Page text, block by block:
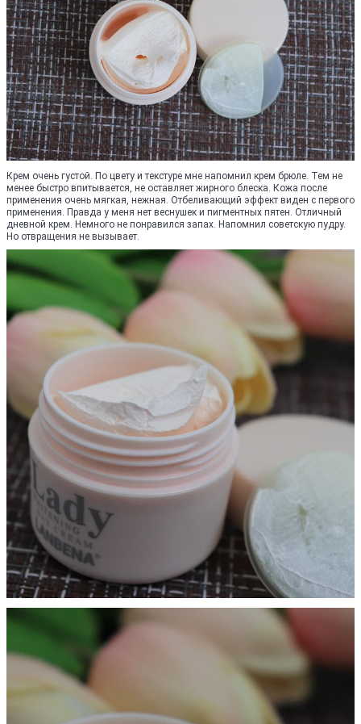
Крем очень густой. По цвету и текстуре мне напомнил крем брюле. Тем не
менее быстро впитывается, не оставляет жирного блеска. Кожа после
применения очень мягкая, нежная. Отбеливающий эффект виден с первого
применения. Правда у меня нет веснушек и пигментных пятен. Отличный
дневной крем. Немного не понравился запах. Напомнил советскую пудру.
Но отвращения не вызывает.